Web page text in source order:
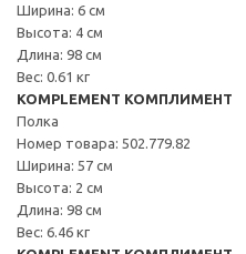
Ширина: 6 см
Высота: 4 см
Длина: 98 см
Вес: 0.61 кг
KOMPLEMENT КОМПЛИМЕНТ
Полка
Номер товара: 502.779.82
Ширина: 57 см
Высота: 2 см
Длина: 98 см
Вес: 6.46 кг